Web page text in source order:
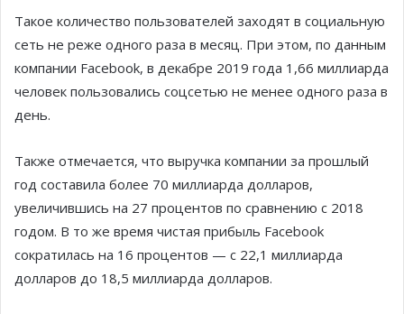
Такое количество пользователей заходят в социальную
сеть не реже одного раза в месяц. При этом, по данным
компании Facebook, в декабре 2019 года 1,66 миллиарда
человек пользовались соцсетью не менее одного раза в
день.
Также отмечается, что выручка компании за прошлый
год составила более 70 миллиарда долларов,
увеличившись на 27 процентов по сравнению с 2018
годом. В то же время чистая прибыль Facebook
сократилась на 16 процентов — с 22,1 миллиарда
долларов до 18,5 миллиарда долларов.